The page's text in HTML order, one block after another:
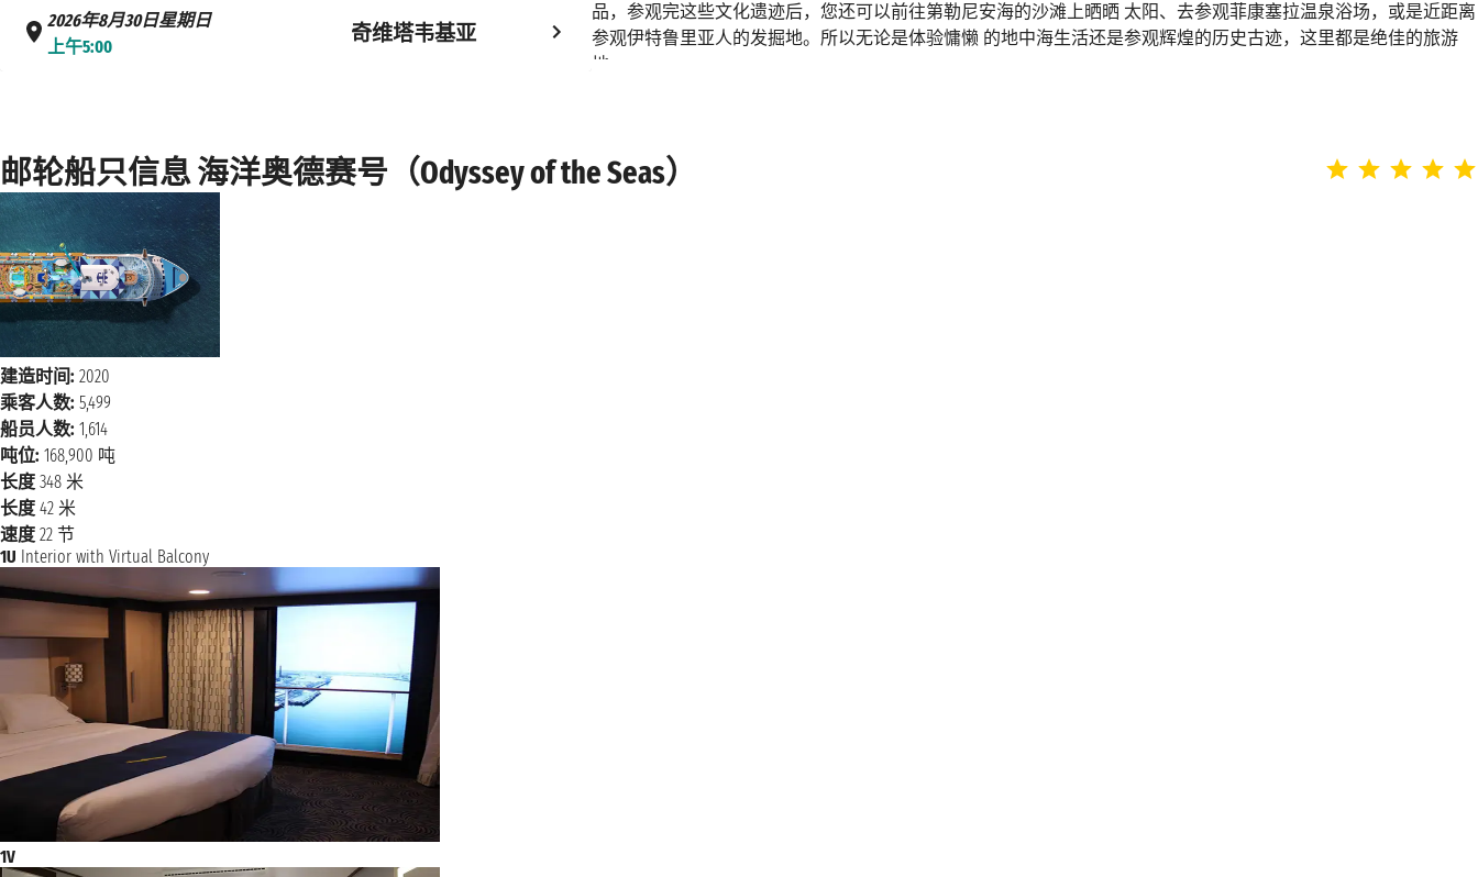
2026年8月30日星期日
上午5:00
奇维塔韦基亚
品，参观完这些文化遗迹后，您还可以前往第勒尼安海的沙滩上晒晒 太阳、去参观菲康塞拉温泉浴场，或是近距离
参观伊特鲁里亚人的发掘地。所以无论是体验慵懒 的地中海生活还是参观辉煌的历史古迹，这里都是绝佳的旅游
地。
邮轮船只信息 海洋奥德赛号（Odyssey of the Seas）
建造时间: 2020
乘客人数: 5,499
船员人数: 1,614
吨位: 168,900 吨
长度 348 米
长度 42 米
速度 22 节
1U Interior with Virtual Balcony
1V